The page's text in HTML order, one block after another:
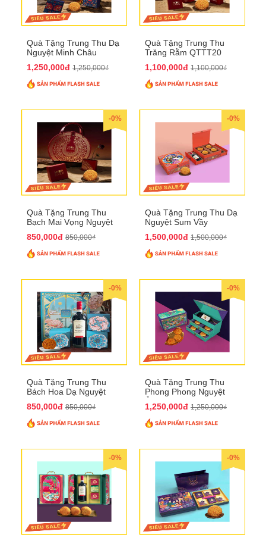
Quà Tặng Trung Thu Dạ
Nguyệt Minh Châu
1,250,000đ 1,250,000₫
Quà Tặng Trung Thu
Trăng Rằm QTTT20
1,100,000đ 1,100,000₫
-0%
Quà Tặng Trung Thu
Bạch Mai Vọng Nguyệt
850,000đ 850,000₫
-0%
Quà Tặng Trung Thu Dạ
Nguyệt Sum Vầy
1,500,000đ 1,500,000₫
-0%
Quà Tặng Trung Thu
Bách Hoa Dạ Nguyệt
850,000đ 850,000₫
-0%
Quà Tặng Trung Thu
Phong Phong Nguyệt
1,250,000đ 1,250,000₫
-0% -0%